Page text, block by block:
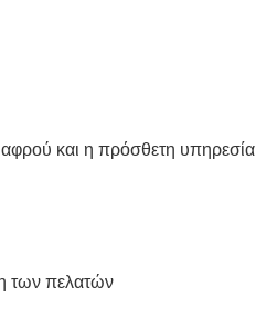
και η πρόσθετη υπηρεσία
των πελατών